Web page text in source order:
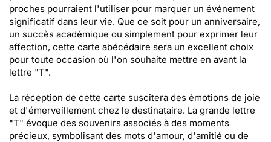
proches pourraient l'utiliser pour marquer un événement
significatif dans leur vie. Que ce soit pour un anniversaire,
un succès académique ou simplement pour exprimer leur
affection, cette carte abécédaire sera un excellent choix
pour toute occasion où l'on souhaite mettre en avant la
lettre "T".
La réception de cette carte suscitera des émotions de joie
et d'émerveillement chez le destinataire. La grande lettre
"T" évoque des souvenirs associés à des moments
précieux, symbolisant des mots d'amour, d'amitié ou de